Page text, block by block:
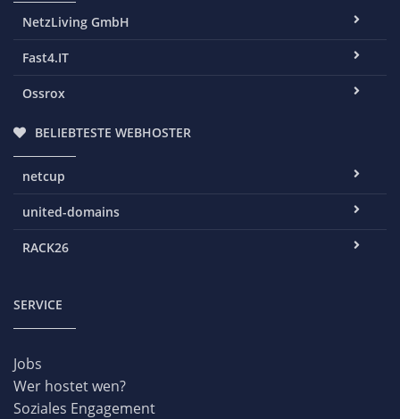
NetzLiving GmbH
Fast4.IT
Ossrox
BELIEBTESTE WEBHOSTER
netcup
united-domains
RACK26
SERVICE
Jobs
Wer hostet wen?
Soziales Engagement